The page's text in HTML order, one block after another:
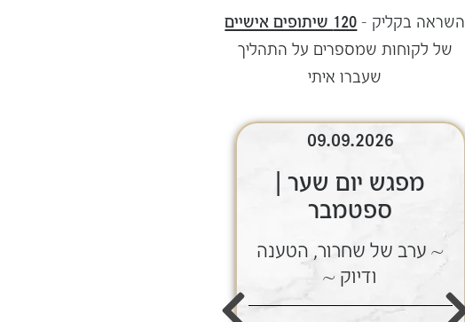
השראה בקליק – 120 שיתופים אישיים
של לקוחות שמספרים על התהליך
שעברו איתי
09.09.2026
מפגש יום שער |
ספטמבר
~ ערב של שחרור, הטענה
ודיוק ~